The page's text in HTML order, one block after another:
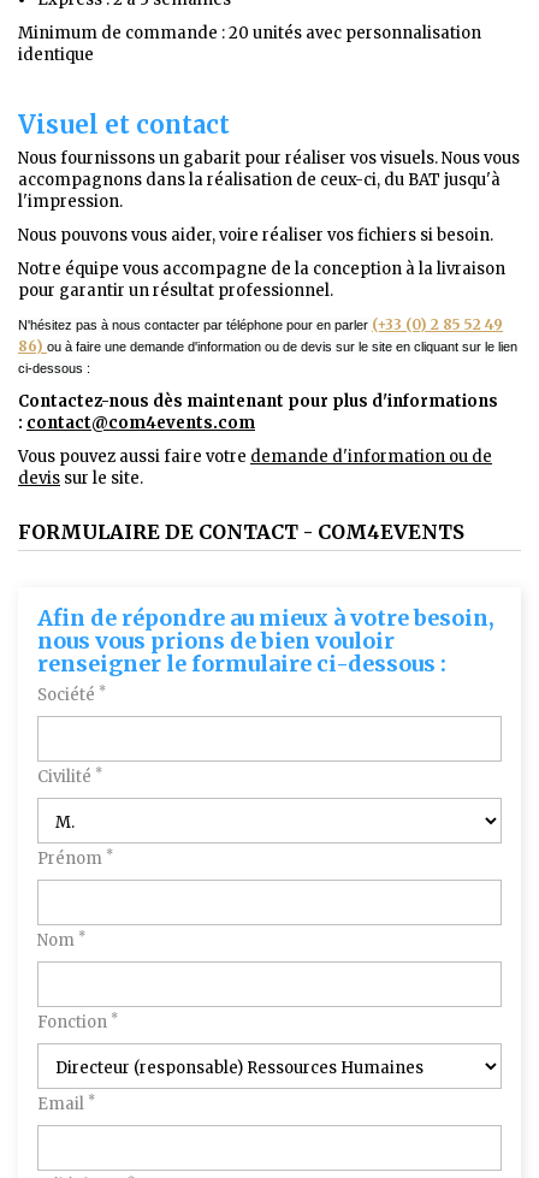
Minimum de commande : 20 unités avec personnalisation
identique
Visuel et contact
Nous fournissons un gabarit pour réaliser vos visuels. Nous vous
accompagnons dans la réalisation de ceux-ci, du BAT jusqu'à
l'impression.
Nous pouvons vous aider, voire réaliser vos fichiers si besoin.
Notre équipe vous accompagne de la conception à la livraison
pour garantir un résultat professionnel.
N'hésitez pas à nous contacter par téléphone pour en parler (+33 (0) 2 85 52 49
86) ou à faire une demande d'information ou de devis sur le site en cliquant sur le lien
ci-dessous :
Contactez-nous dès maintenant pour plus d'informations
: contact@com4events.com
Vous pouvez aussi faire votre demande d'information ou de
devis sur le site.
FORMULAIRE DE CONTACT - COM4EVENTS
Afin de répondre au mieux à votre besoin,
nous vous prions de bien vouloir
renseigner le formulaire ci-dessous :
Société *
Civilité *
Prénom *
Nom *
Fonction *
Email *